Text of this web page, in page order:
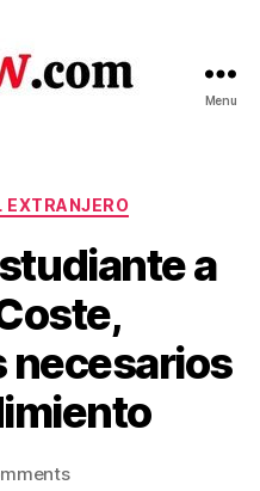
Menu
EXTRANJERO
a
necesarios
y
s
u
,
on